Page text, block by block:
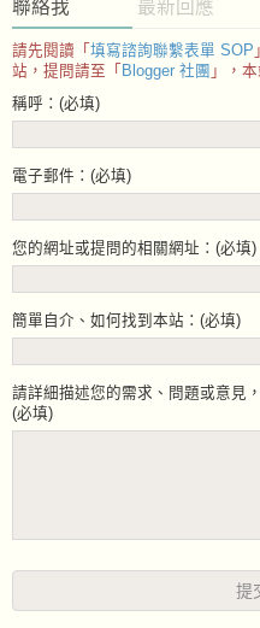
聯絡我 最新回應
請先閱讀「 填寫諮詢聯繫表單 SOP
站，提問請至「 Blogger 社團 」，
稱呼：(必填)
電子郵件：(必填)
您的網址或提問的相關網址：(必填)
簡單自介、如何找到本站：(必填)
請詳細描述您的需求、問題或意見
(必填)